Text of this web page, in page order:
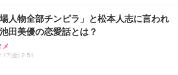
チェア 通気性メッシュ ゲーミング/勉強/事
おしゃれ パソコンチェア (ホワイト)
オフィスチェア デスクチェア 肘なし メ
通気性 ランバーサポート付き 腰サポート ガ
段階昇降 360度回転 キャスター付き コンパク
24.5inch/280Hz/FHD】GRAPHT THE S
Gaming Monitor 24” Essential ゲーミン
ター QD 24.5インチ 1ms FHD 量子ドット 残
スオーヤマ ペットシーツ 超厚型 お徳用 レギ
200枚入【Amazon.co.jp限定】
場人物全部チンピラ」と松本人志に言われ
田美優の恋愛話とは？
メ
金) 2:51